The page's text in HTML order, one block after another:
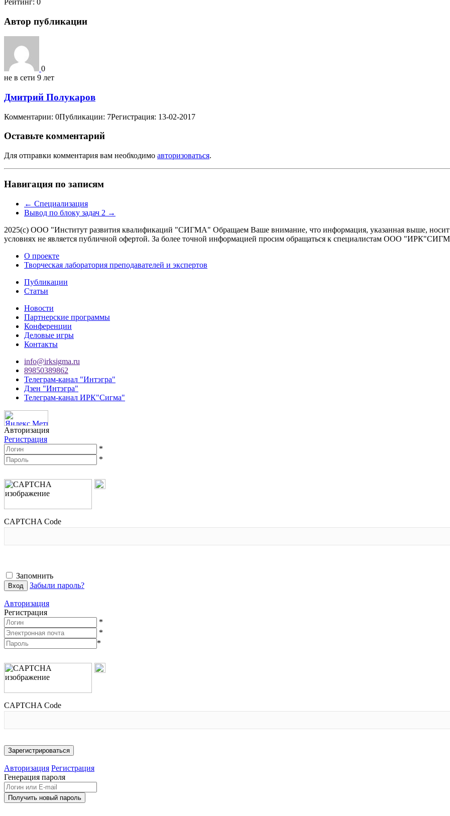
Автор публикации
0
не в сети 9 лет
Дмитрий Полукаров
Комментарии: 0Публикации: 7Регистрация: 13-02-2017
Оставьте комментарий
Для отправки комментария вам необходимо авторизоваться.
Навигация по записям
← Специализация
Вывод по блоку задач 2 →
2025(с) ООО "Институт развития квалификаций "СИГМА" Обращаем Ваше внимание, что информация, указанная выше, носит
условиях не является публичной офертой. За более точной информацией просим обращаться к специалистам ООО
О проекте
Творческая лаборатория преподавателей и экспертов
Публикации
Статьи
Новости
Партнерские программы
Конференции
Деловые игры
Контакты
info@irksigma.ru
89850389862
Телеграм-канал "Интэгра"
Дзен "Интэгра"
Телеграм-канал ИРК"Сигма"
Авторизация
Регистрация
*
*
CAPTCHA Code
Запомнить
Забыли пароль?
Авторизация
Регистрация
*
*
*
CAPTCHA Code
Авторизация Регистрация
Генерация пароля